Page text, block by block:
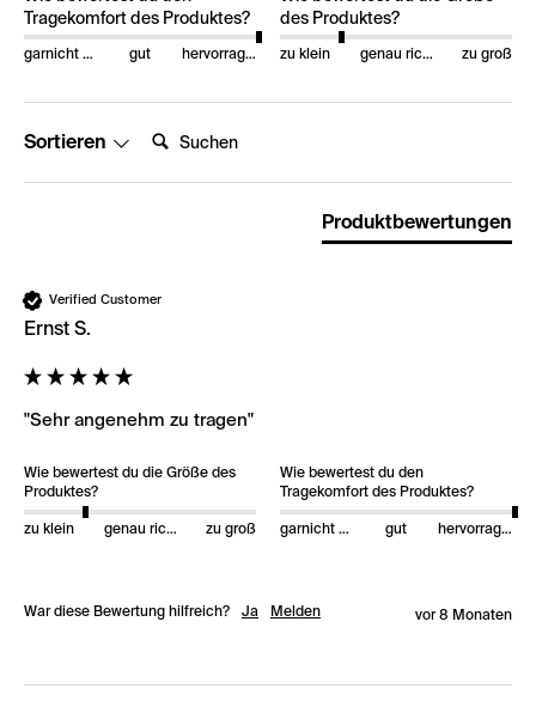
Tragekomfort des Produktes?
garnicht gut gut hervorragend
des Produktes?
zu klein genau richtig zu groß
Sortieren
Produktbewertungen
Verified Customer
Ernst S.
"Sehr angenehm zu tragen"
Wie bewertest du die Größe des
Produktes?
zu klein genau richtig zu groß
Wie bewertest du den
Tragekomfort des Produktes?
garnicht gut gut hervorragend
War diese Bewertung hilfreich? Ja Melden vor 8 Monaten